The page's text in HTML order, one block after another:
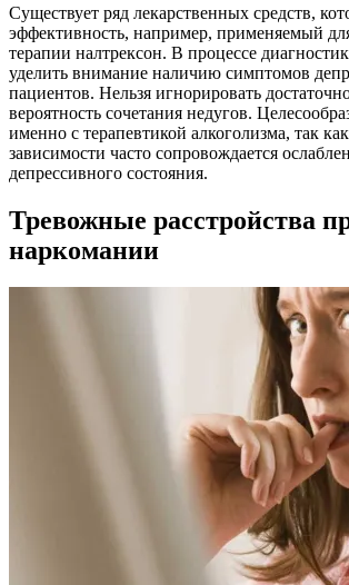
Существует ряд лекарственных средств,
эффективность, например, применяемый
терапии налтрексон. В процессе
уделить внимание наличию симптомов
пациентов. Нельзя игнорировать
вероятность сочетания недугов.
именно с терапевтикой алкоголизма, так
зависимости часто сопровождается
депрессивного состояния.
Тревожные расстройства
наркомании